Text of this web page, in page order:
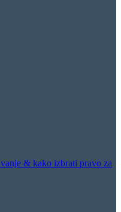
& kako izbrati pravo za